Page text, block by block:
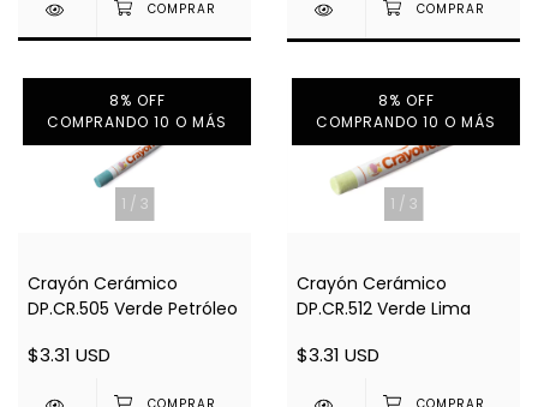
1 / 3
8% OFF
COMPRANDO 10 O MÁS
Crayón Cerámico
DP.CR.505 Verde Petróleo
$3.31 USD
1 / 3
8% OFF
COMPRANDO 10 O MÁS
Crayón Cerámico
DP.CR.512 Verde Lima
$3.31 USD